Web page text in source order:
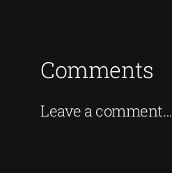
Comments
Leave a comment…